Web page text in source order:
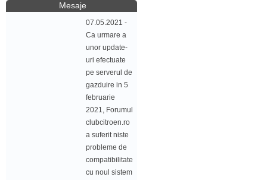
Mesaje
07.05.2021 -
Ca urmare a
unor update-
uri efectuate
pe serverul de
gazduire in 5
februarie
2021, Forumul
clubcitroen.ro
a suferit niste
probleme de
compatibilitate
cu noul sistem